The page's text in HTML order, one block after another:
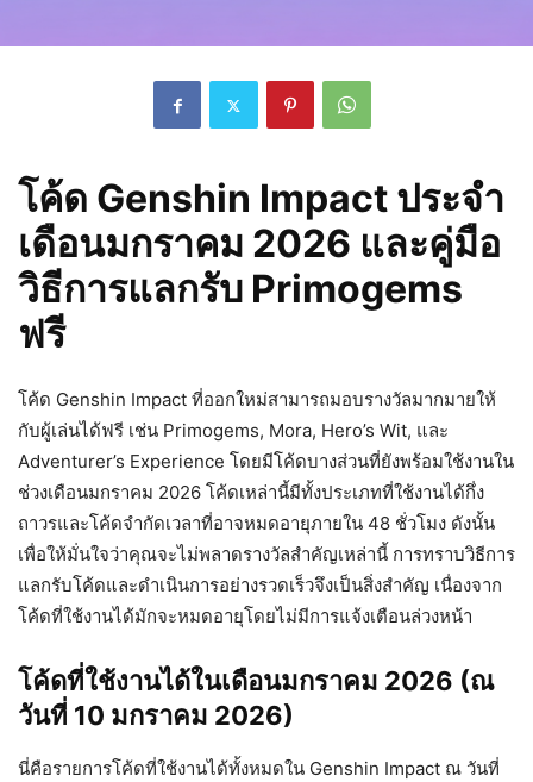
โค้ด Genshin Impact ประจำ
เดือนมกราคม 2026 และคู่มือ
วิธีการแลกรับ Primogems
ฟรี
โค้ด Genshin Impact ที่ออกใหม่สามารถมอบรางวัลมากมายให้
กับผู้เล่นได้ฟรี เช่น Primogems, Mora, Hero’s Wit, และ
Adventurer’s Experience โดยมีโค้ดบางส่วนที่ยังพร้อมใช้งานใน
ช่วงเดือนมกราคม 2026 โค้ดเหล่านี้มีทั้งประเภทที่ใช้งานได้กึ่ง
ถาวรและโค้ดจำกัดเวลาที่อาจหมดอายุภายใน 48 ชั่วโมง ดังนั้น
เพื่อให้มั่นใจว่าคุณจะไม่พลาดรางวัลสำคัญเหล่านี้ การทราบวิธีการ
แลกรับโค้ดและดำเนินการอย่างรวดเร็วจึงเป็นสิ่งสำคัญ เนื่องจาก
โค้ดที่ใช้งานได้มักจะหมดอายุโดยไม่มีการแจ้งเตือนล่วงหน้า
โค้ดที่ใช้งานได้ในเดือนมกราคม 2026 (ณ
วันที่ 10 มกราคม 2026)
นี่คือรายการโค้ดที่ใช้งานได้ทั้งหมดใน Genshin Impact ณ วันที่